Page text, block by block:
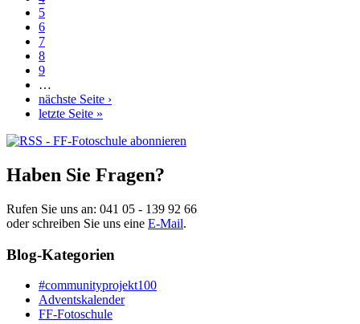
5
6
7
8
9
…
nächste Seite ›
letzte Seite »
Haben Sie Fragen?
Rufen Sie uns an: 041 05 - 139 92 66
oder schreiben Sie uns eine E-Mail.
Blog-Kategorien
#communityprojekt100
Adventskalender
FF-Fotoschule